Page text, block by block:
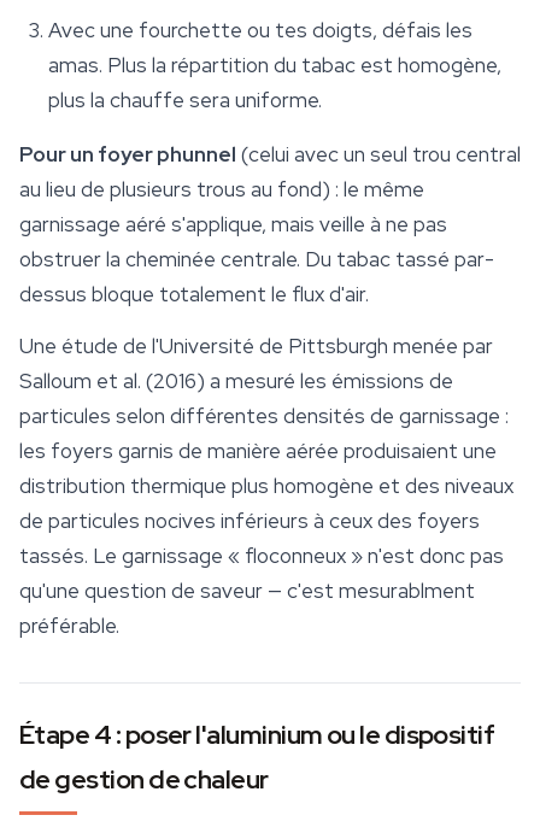
Avec une fourchette ou tes doigts, défais les
amas. Plus la répartition du tabac est homogène,
plus la chauffe sera uniforme.
Pour un foyer phunnel (celui avec un seul trou central
au lieu de plusieurs trous au fond) : le même
garnissage aéré s'applique, mais veille à ne pas
obstruer la cheminée centrale. Du tabac tassé par-
dessus bloque totalement le flux d'air.
Une étude de l'Université de Pittsburgh menée par
Salloum et al. (2016) a mesuré les émissions de
particules selon différentes densités de garnissage :
les foyers garnis de manière aérée produisaient une
distribution thermique plus homogène et des niveaux
de particules nocives inférieurs à ceux des foyers
tassés. Le garnissage « floconneux » n'est donc pas
qu'une question de saveur — c'est mesurablment
préférable.
Étape 4 : poser l'aluminium ou le dispositif
de gestion de chaleur